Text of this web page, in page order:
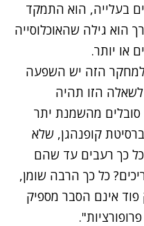
בעלייה, הוא התמקד
הוא גילה שהאוכלוסייה
או יותר.
הזה יש השפעה
הזו תהיה
מהשמנת יתר
קופנהגן, שלא
כך רעבים עד שהם
צריכים? כל כך הרבה שומן,
אינם הסבר מספיק